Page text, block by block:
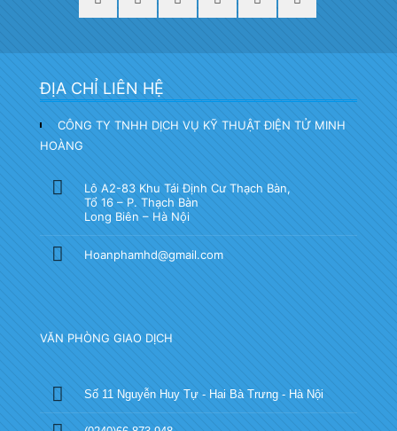
ĐỊA CHỈ LIÊN HỆ
CÔNG TY TNHH DỊCH VỤ KỸ THUẬT ĐIỆN TỬ MINH
HOÀNG
Lô A2-83 Khu Tái Định Cư Thạch Bàn,
Tổ 16 – P. Thạch Bàn
Long Biên – Hà Nội
Hoanphamhd@gmail.com
VĂN PHÒNG GIAO DỊCH
Số 11 Nguyễn Huy Tự - Hai Bà Trưng - Hà Nội